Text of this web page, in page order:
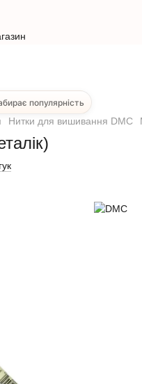
популярність
Нитки для вишивання DMC